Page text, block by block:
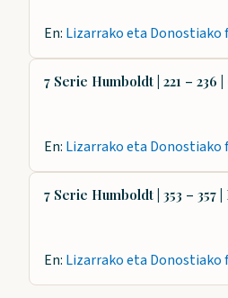
En: Lizarrako eta Donostiako
7 Serie Humboldt | 221 –
En: Lizarrako eta Donostiako
7 Serie Humboldt | 353 – 357
En: Lizarrako eta Donostiako